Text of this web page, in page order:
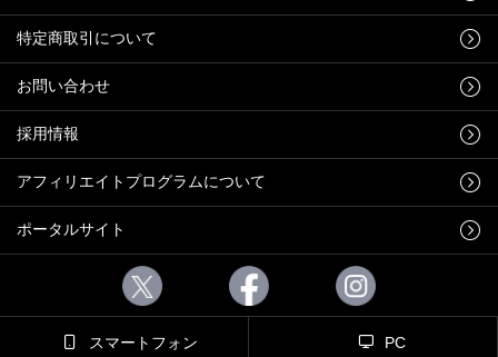
特定商取引について
お問い合わせ
採用情報
アフィリエイトプログラムについて
ポータルサイト
スマートフォン PC